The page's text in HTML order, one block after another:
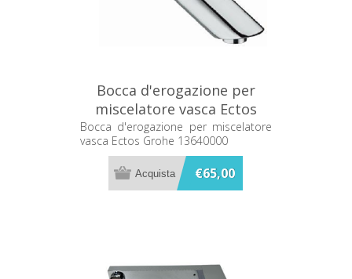
Bocca d'erogazione per
miscelatore vasca Ectos
Grohe 13640000
Bocca d'erogazione per miscelatore
vasca Ectos Grohe 13640000
€65,00